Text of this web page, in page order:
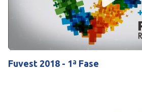
Mute
Play
Fuvest 2018 - 1ª Fase